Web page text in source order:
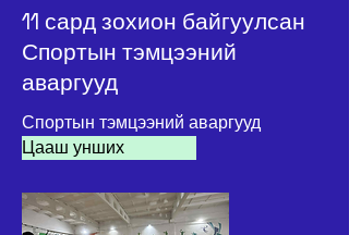
11 сард зохион байгуулсан
Спортын тэмцээний
аваргууд
Спортын тэмцээний аваргууд
Цааш унших